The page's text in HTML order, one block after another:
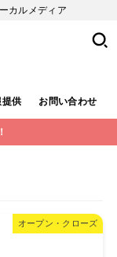
カルメディア
提供 お問い合わせ
オープン・クローズ